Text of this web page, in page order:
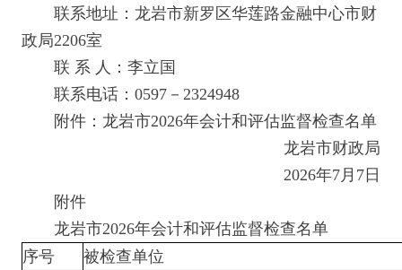
联系地址：龙岩市新罗区华莲路金融中心市财
政局2206室
联 系 人：李立国
联系电话：0597－2324948
附件：龙岩市2026年会计和评估监督检查名单
龙岩市财政局
2026年7月7日
附件
龙岩市2026年会计和评估监督检查名单
序号
被检查单位